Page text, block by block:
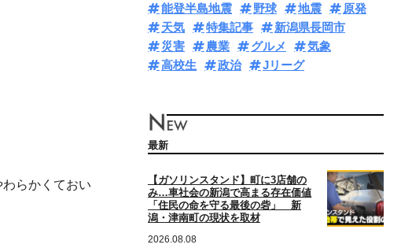
らかくておい
能登半島地震
野球 地震
原発
天気
特集記事
新潟県長岡市
災害
農業 グルメ
気象
高校生
政治 Jリーグ
最新
【ガソリンスタンド】町に3店舗の
み…車社会の新潟で高まる存在価値
「住民の命を守る最後の砦」 新
潟・津南町の現状を取材
2026.08.08